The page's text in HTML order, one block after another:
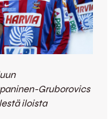
Gruborovics
iloista